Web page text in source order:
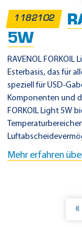
1182102
5W
RAVENOL
Esterbasis, das für
speziell für USD-
Komponenten und
FORKOIL Light 5W
Mehr erfahren
«